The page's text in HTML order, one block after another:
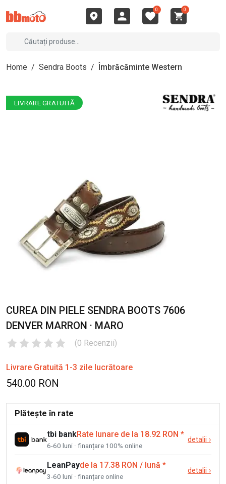
0 0
Home / Sendra Boots / Îmbrăcăminte Western
LIVRARE GRATUITĂ
CUREA DIN PIELE SENDRA BOOTS 7606
DENVER MARRON · MARO
(0 Recenzii)
Livrare Gratuită 1-3 zile lucrătoare
540.00 RON
Plătește în rate
tbi bankRate lunare de la 18.92 RON *
6-60 luni · finanțare 100% online
detalii ›
LeanPayde la 17.38 RON / lună *
3-60 luni · finanțare online
detalii ›